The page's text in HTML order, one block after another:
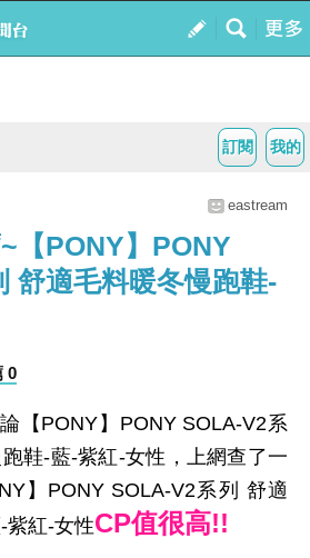
我的
訂閱
eastream
【PONY】PONY
舒適毛料暖冬慢跑鞋-
0
【PONY】PONY SOLA-V2系
鞋-藍-紫紅-女性，上網查了一
】PONY SOLA-V2系列 舒適
紫紅-女性CP值很高!!